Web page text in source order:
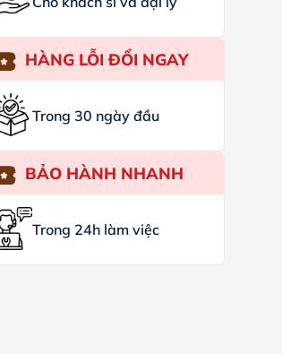
HÀNG LỖI ĐỔI NGAY
Trong 30 ngày đầu
BẢO HÀNH NHANH
Trong 24h làm việc